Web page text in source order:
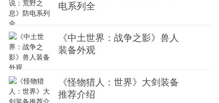
电系列全
《中土世界：战争之影》兽人
装备外观
《怪物猎人：世界》大剑装备
推荐介绍